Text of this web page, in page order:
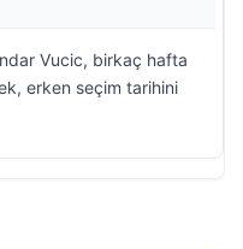
Vucic, birkaç hafta
erken seçim tarihini